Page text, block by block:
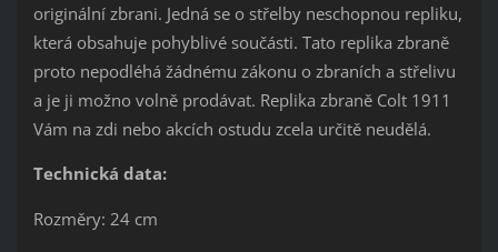
originální zbrani. Jedná se o střelby neschopnou repliku,
která obsahuje pohyblivé součásti. Tato replika zbraně
proto nepodléhá žádnému zákonu o zbraních a střelivu
a je ji možno volně prodávat. Replika zbraně Colt 1911
Vám na zdi nebo akcích ostudu zcela určitě neudělá.
Technická data:
Rozměry: 24 cm